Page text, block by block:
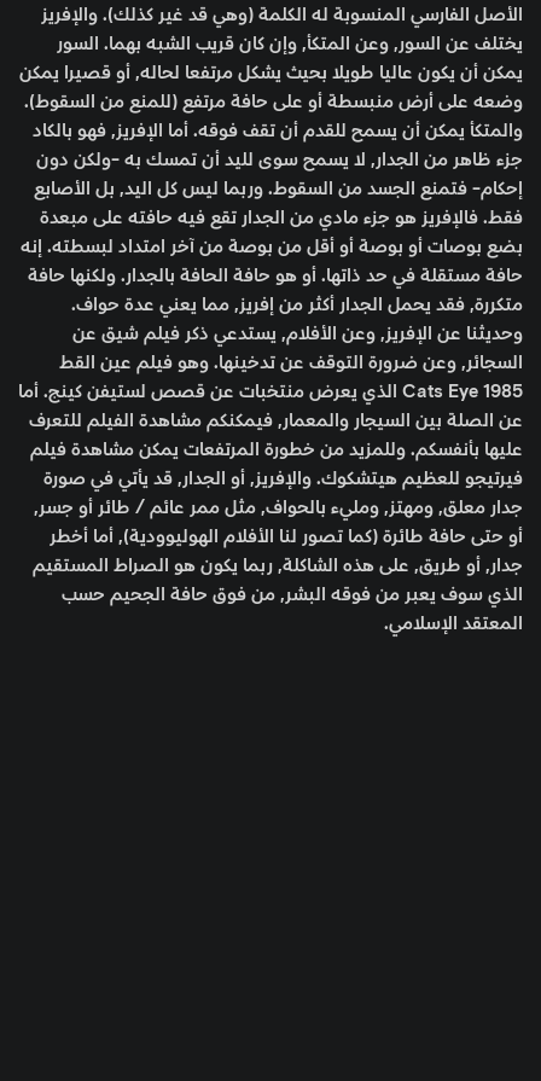
الأصل الفارسي المنسوبة له الكلمة (وهي قد غير كذلك). والإفريز
يختلف عن السور, وعن المتكأ, وإن كان قريب الشبه بهما. السور
يمكن أن يكون عاليا طويلا بحيث يشكل مرتفعا لحاله, أو قصيرا يمكن
وضعه على أرض منبسطة أو على حافة مرتفع (للمنع من السقوط).
والمتكأ يمكن أن يسمح للقدم أن تقف فوقه. أما الإفريز, فهو بالكاد
جزء ظاهر من الجدار, لا يسمح سوى لليد أن تمسك به -ولكن دون
إحكام- فتمنع الجسد من السقوط. وربما ليس كل اليد, بل الأصابع
فقط. فالإفريز هو جزء مادي من الجدار تقع فيه حافته على مبعدة
بضع بوصات أو بوصة أو أقل من بوصة من آخر امتداد لبسطته. إنه
حافة مستقلة في حد ذاتها. أو هو حافة الحافة بالجدار. ولكنها حافة
متكررة, فقد يحمل الجدار أكثر من إفريز, مما يعني عدة حواف.
وحديثنا عن الإفريز, وعن الأفلام, يستدعي ذكر فيلم شيق عن
السجائر, وعن ضرورة التوقف عن تدخينها. وهو فيلم عين القط
Cats Eye 1985 الذي يعرض منتخبات عن قصص لستيفن كينج. أما
عن الصلة بين السيجار والمعمار, فيمكنكم مشاهدة الفيلم للتعرف
عليها بأنفسكم. وللمزيد من خطورة المرتفعات يمكن مشاهدة فيلم
فيرتيجو للعظيم هيتشكوك. والإفريز, أو الجدار, قد يأتي في صورة
جدار معلق, ومهتز, ومليء بالحواف, مثل ممر عائم / طائر أو جسر,
أو حتى حافة طائرة (كما تصور لنا الأفلام الهوليوودية), أما أخطر
جدار, أو طريق, على هذه الشاكلة, ربما يكون هو الصراط المستقيم
الذي سوف يعبر من فوقه البشر, من فوق حافة الجحيم حسب
المعتقد الإسلامي.